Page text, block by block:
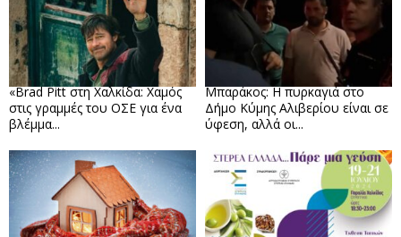
«Brad Pitt στη Χαλκίδα: Χαμός
στις γραμμές του ΟΣΕ για ένα
βλέμμα...
Μπαράκος: Η πυρκαγιά στο
Δήμο Κύμης Αλιβερίου είναι σε
ύφεση, αλλά οι...